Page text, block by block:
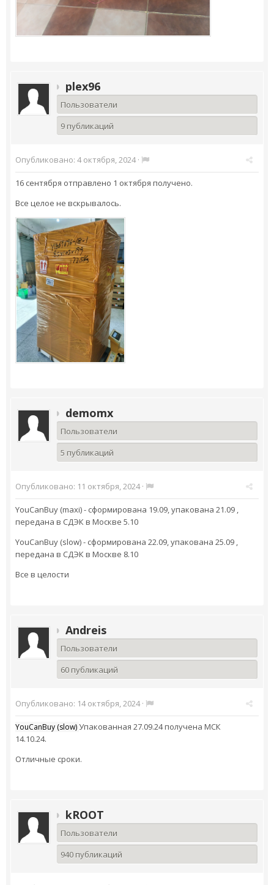
plex96
Пользователи
9 публикаций
Опубликовано: 4 октября, 2024·
16 сентября отправлено 1 октября получено.
Все целое не вскрывалось.
demomx
Пользователи
5 публикаций
Опубликовано: 11 октября, 2024·
YouCanBuy (maxi) - cформирована 19.09, упакована 21.09 ,
передана в СДЭК в Москве 5.10
YouCanBuy (slow) - cформирована 22.09, упакована 25.09 ,
передана в СДЭК в Москве 8.10
Все в целости
Andreis
Пользователи
60 публикаций
Опубликовано: 14 октября, 2024·
YouCanBuy (slow)Упакованная 27.09.24 получена МСК
14.10.24.
Отличные сроки.
kROOT
Пользователи
940 публикаций